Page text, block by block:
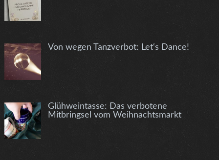
Von wegen Tanzverbot: Let‘s Dance!
Glühweintasse: Das verbotene
Mitbringsel vom Weihnachtsmarkt